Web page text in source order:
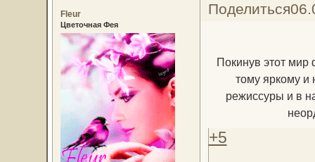
Поделиться
Fleur
Цветочная Фея
Покинув этот
тому яркому и
режиссуры и в
+5